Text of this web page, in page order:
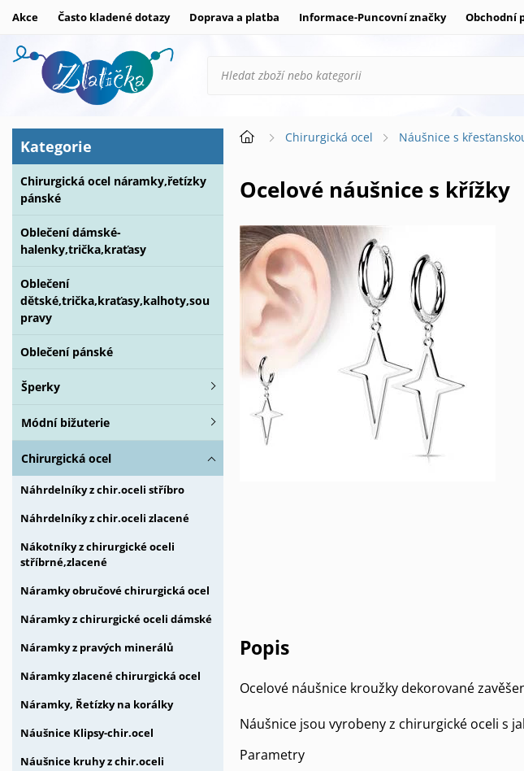
Akce Často kladené dotazy Doprava a platba Informace-Puncovní značky Obchodní
Kategorie
Chirurgická ocel náramky,řetízky
pánské
Oblečení dámské-
halenky,trička,kraťasy
Oblečení
dětské,trička,kraťasy,kalhoty,sou
pravy
Oblečení pánské
Šperky
Módní bižuterie
Chirurgická ocel
Náhrdelníky z chir.oceli stříbro
Náhrdelníky z chir.oceli zlacené
Nákotníky z chirurgické oceli
stříbrné,zlacené
Náramky obručové chirurgická ocel
Náramky z chirurgické oceli dámské
Náramky z pravých minerálů
Náramky zlacené chirurgická ocel
Náramky, Řetízky na korálky
Náušnice Klipsy-chir.ocel
Náušnice kruhy z chir.oceli
Chirurgická ocel Náušnice s
Ocelové náušnice s křížky
Popis
Ocelové náušnice kroužky dekorované
Náušnice jsou vyrobeny z chirurgické oceli s
Parametry